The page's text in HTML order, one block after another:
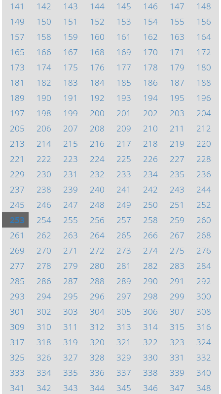
141
142 143 144 145 146 147
148
149
150 151 152 153 154 155
156
157
158 159 160 161 162 163
164
165
166 167 168 169 170 171
172
173
174 175 176 177 178 179
180
181
182 183 184 185 186 187
188
189
190 191 192 193 194 195
196
197
198 199 200 201 202 203
204
205
206 207 208 209 210 211
212
213
214 215 216 217 218 219
220
221
222 223 224 225 226 227
228
229
230 231 232 233 234 235
236
237
238 239 240 241 242 243
244
245
246 247 248 249 250 251
252
253
254 255 256 257 258 259
260
261
262 263 264 265 266 267
268
269
270 271 272 273 274 275
276
277
278 279 280 281 282 283
284
285
286 287 288 289 290 291
292
293
294 295 296 297 298 299
300
301
302 303 304 305 306 307
308
309
310 311 312 313 314 315
316
317
318 319 320 321 322 323
324
325
326 327 328 329 330 331
332
333
334 335 336 337 338 339
340
341
342 343 344 345 346 347 348